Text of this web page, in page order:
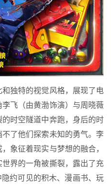
独特的视觉风格，展现了电
飞（由黄渤饰演）与周晓薇
的时空隧道中奔跑，身后的时
了他们探索未知的勇气。李
象征着现实与梦想的融合，
界的一角被撕裂，露出了充
约可见的积木、漫画书、玩